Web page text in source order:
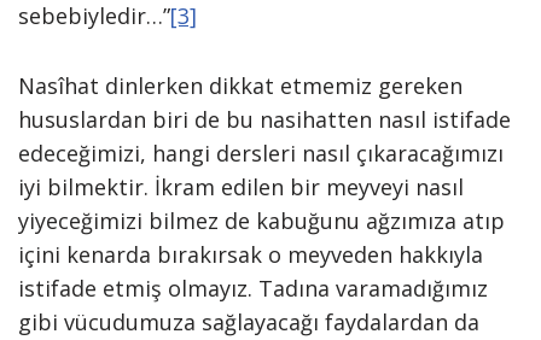
sebebiyledir…”[3]
Nasîhat dinlerken dikkat etmemiz gereken
hususlardan biri de bu nasihatten nasıl istifade
edeceğimizi, hangi dersleri nasıl çıkaracağımızı
iyi bilmektir. İkram edilen bir meyveyi nasıl
yiyeceğimizi bilmez de kabuğunu ağzımıza atıp
içini kenarda bırakırsak o meyveden hakkıyla
istifade etmiş olmayız. Tadına varamadığımız
gibi vücudumuza sağlayacağı faydalardan da